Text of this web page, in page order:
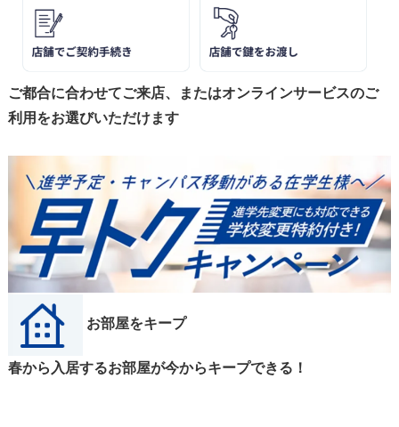
ご都合に合わせてご来店、またはオンラインサービスのご
利用をお選びいただけます
お部屋をキープ
春から入居するお部屋が今からキープできる！